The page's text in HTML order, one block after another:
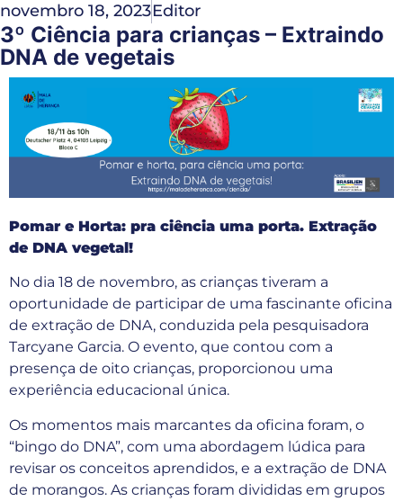
novembro 18, 2023Editor
3º Ciência para crianças – Extraindo
DNA de vegetais
Pomar e Horta: pra ciência uma porta. Extração
de DNA vegetal!
No dia 18 de novembro, as crianças tiveram a
oportunidade de participar de uma fascinante oficina
de extração de DNA, conduzida pela pesquisadora
Tarcyane Garcia. O evento, que contou com a
presença de oito crianças, proporcionou uma
experiência educacional única.
Os momentos mais marcantes da oficina foram, o
“bingo do DNA”, com uma abordagem lúdica para
revisar os conceitos aprendidos, e a extração de DNA
de morangos. As crianças foram divididas em grupos